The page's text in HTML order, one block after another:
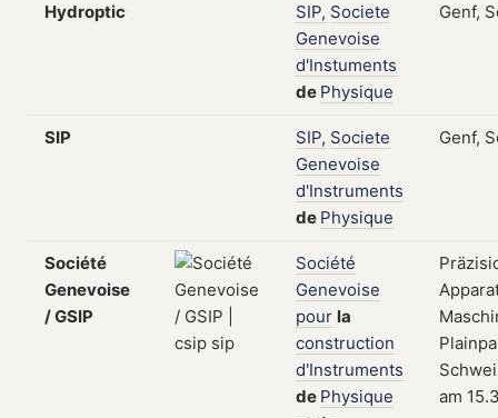
Hydroptic SIP, Societe
Genevoise
d'Instuments
de Physique
Genf,
SIP SIP, Societe
Genevoise
d'Instruments
de Physique
Genf,
Société
Genevoise
/ GSIP
Société
Genevoise
pour la
construction
d'Instruments
de Physique
am